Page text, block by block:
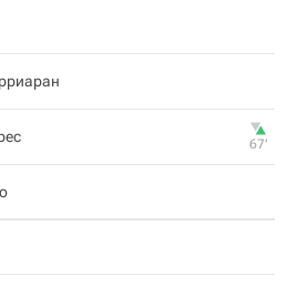
67‎’‎